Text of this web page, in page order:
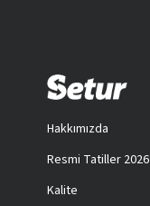
Hakkımızda
Resmi Tatiller 2026
Kalite